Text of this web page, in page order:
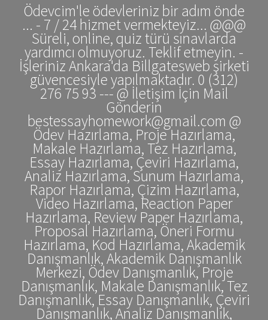
Ödevcim'le ödevleriniz bir adım önde
... - 7 / 24 hizmet vermekteyiz... @@@
Süreli, online, quiz türü sınavlarda
yardımcı olmuyoruz. Teklif etmeyin. -
İşleriniz Ankara'da Billgatesweb şirketi
güvencesiyle yapılmaktadır. 0 (312)
276 75 93 --- @ İletişim İçin Mail
Gönderin
bestessayhomework@gmail.com @
Ödev Hazırlama, Proje Hazırlama,
Makale Hazırlama, Tez Hazırlama,
Essay Hazırlama, Çeviri Hazırlama,
Analiz Hazırlama, Sunum Hazırlama,
Rapor Hazırlama, Çizim Hazırlama,
Video Hazırlama, Reaction Paper
Hazırlama, Review Paper Hazırlama,
Proposal Hazırlama, Öneri Formu
Hazırlama, Kod Hazırlama, Akademik
Danışmanlık, Akademik Danışmanlık
Merkezi, Ödev Danışmanlık, Proje
Danışmanlık, Makale Danışmanlık, Tez
Danışmanlık, Essay Danışmanlık, Çeviri
Danışmanlık, Analiz Danışmanlık,